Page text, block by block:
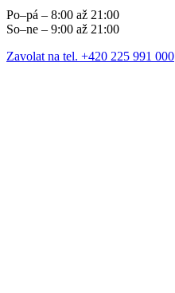
Po–pá – 8:00 až 21:00
So–ne – 9:00 až 21:00
Zavolat na tel. +420 225 991 000